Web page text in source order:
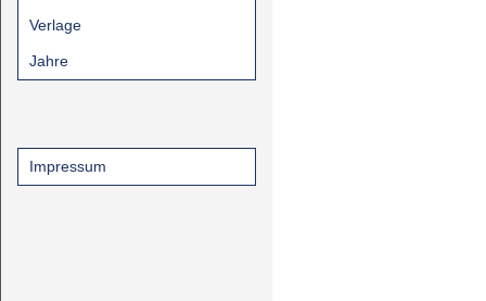
Verlage
Jahre
Impressum